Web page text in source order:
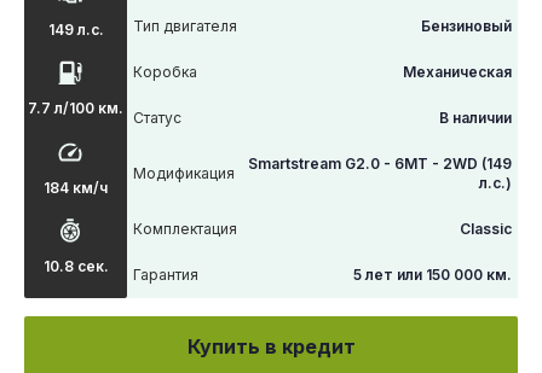
149 л.с.
7.7 л/100 км.
184 км/ч
10.8 сек.
Тип двигателя Бензиновый
Коробка Механическая
Статус В наличии
Модификация
Smartstream G2.0 - 6MT - 2WD (149
л.с.)
Комплектация Classic
Гарантия 5 лет или 150 000 км.
Купить в кредит